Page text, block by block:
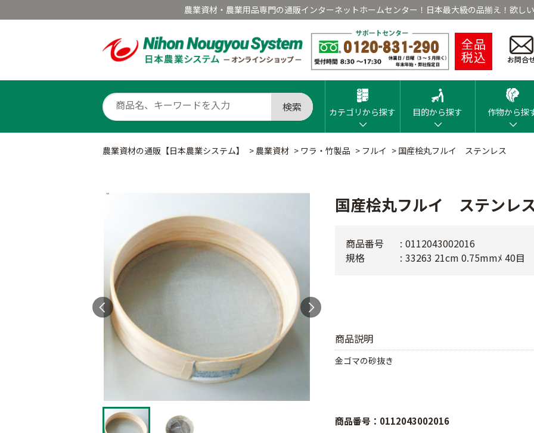
農業資材・農業用品専門の通販インターネットホームセンター！日本最大級の品揃え！欲し
全品
税込 お問合
検索 カテゴリから探す 目的から探す 作物から探
農業資材の通販【日本農業システム】 > 農業資材 > ワラ・竹製品 > フルイ > 国産桧丸フルイ ステンレス
国産桧丸フルイ ステンレ
商品説明
金ゴマの砂抜き
商品番号
0112043002016
規格
33263 21cm 0.75mmﾒ 40目
商品番号：0112043002016